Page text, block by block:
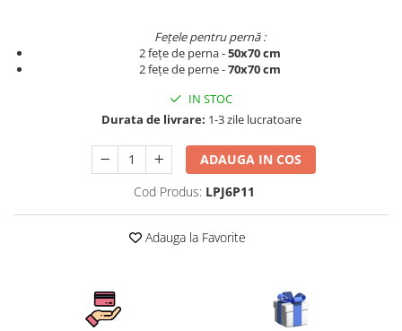
Fețele pentru pernă :
2 fețe de perna -50x70 cm
2 fețe de perne -70x70 cm
IN STOC
Durata de livrare: 1-3 zile lucratoare
ADAUGA IN COS
Cod Produs: LPJ6P11
Adauga la Favorite